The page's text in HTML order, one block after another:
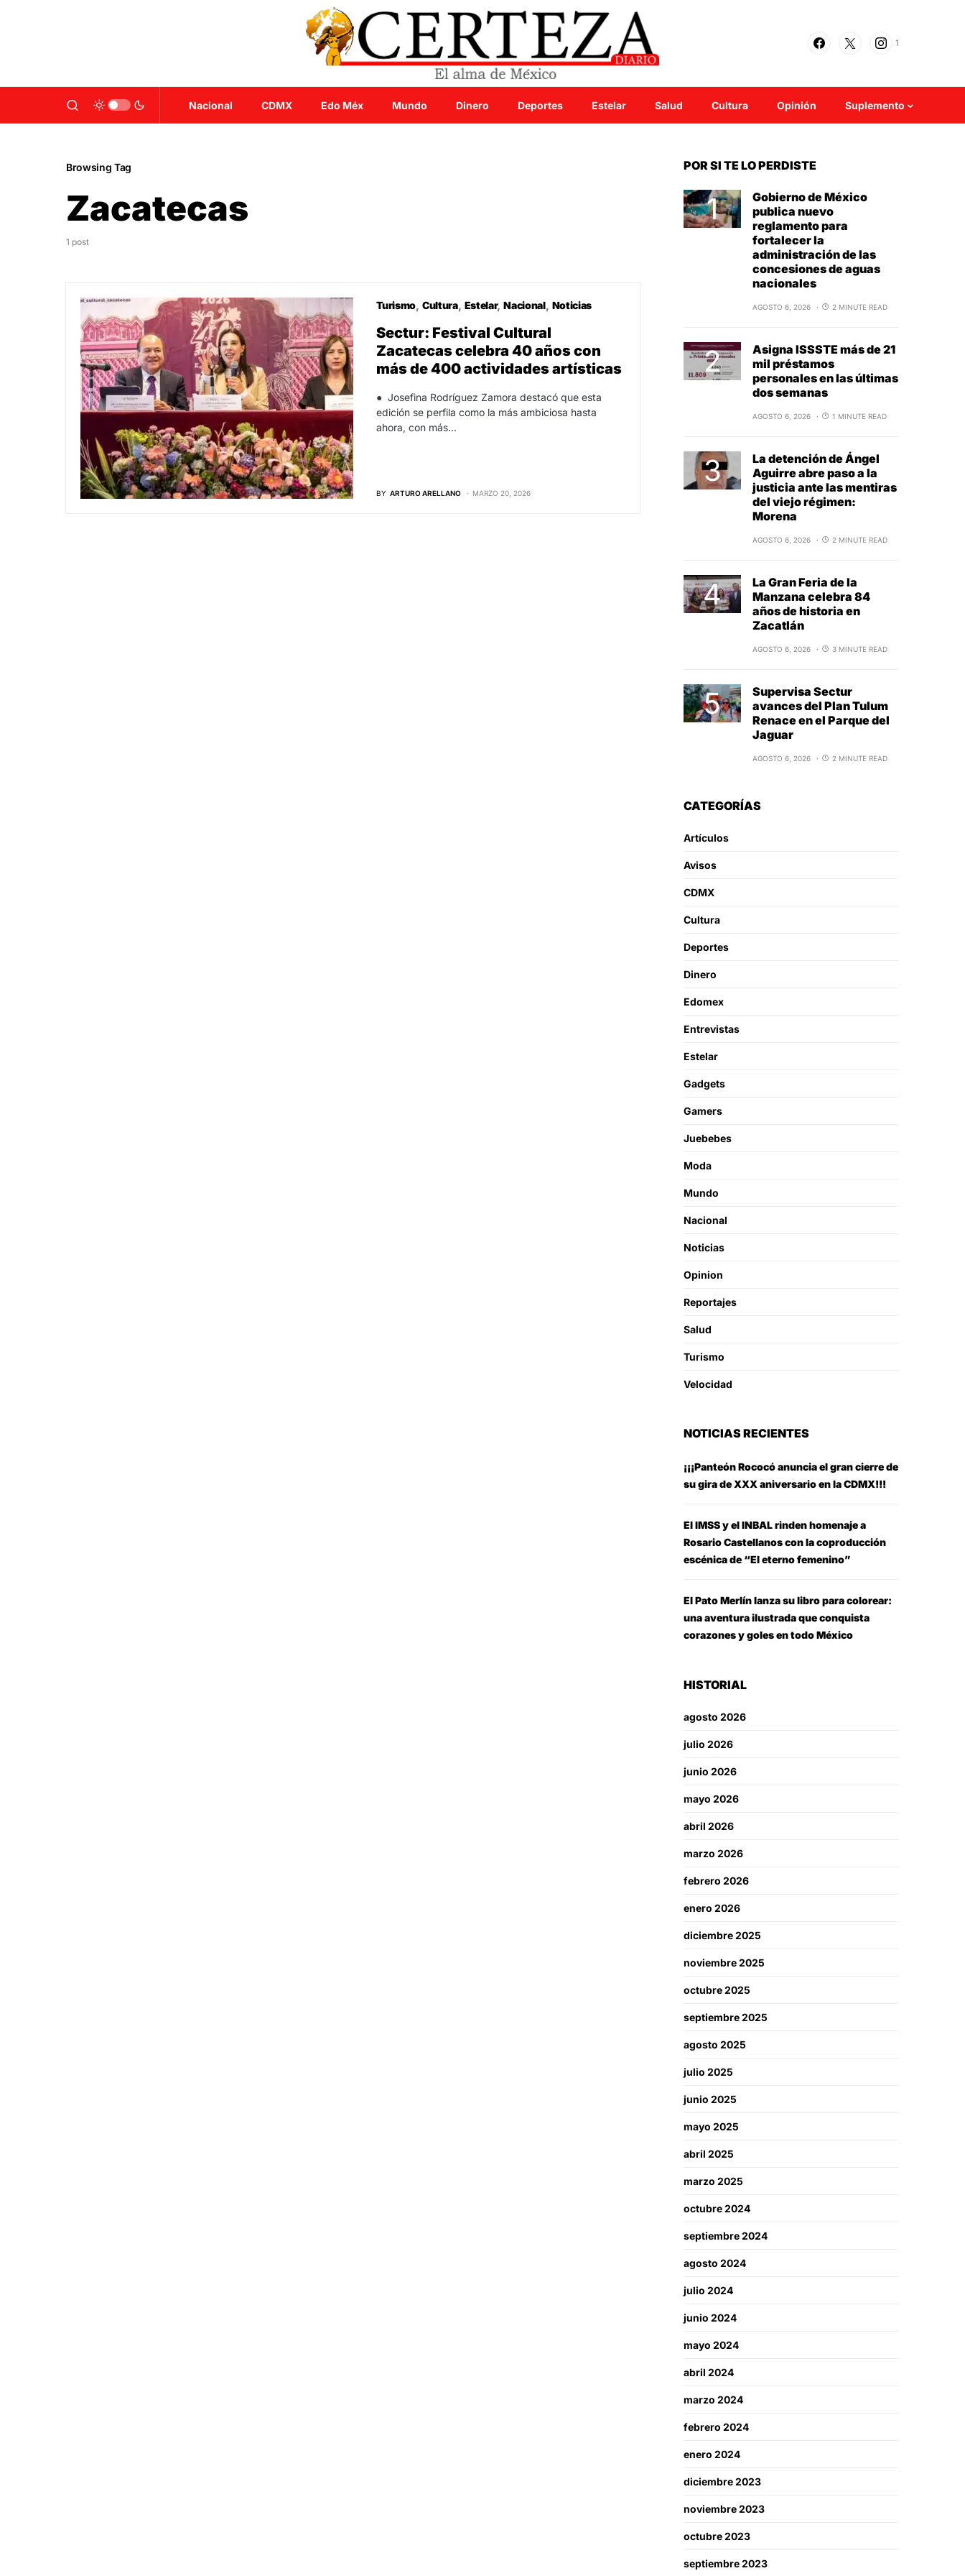
1
Nacional CDMX Edo Méx Mundo Dinero Deportes Estelar Salud Cultura Opinión Suplemento
Browsing Tag
Zacatecas
1 post
Turismo Cultura Estelar Nacional Noticias
Sectur: Festival Cultural
Zacatecas celebra 40 años con
más de 400 actividades artísticas
● Josefina Rodríguez Zamora destacó que esta
edición se perfila como la más ambiciosa hasta
ahora, con más…
BY ARTURO ARELLANO MARZO 20, 2026
POR SI TE LO PERDISTE
Gobierno de México
publica nuevo
reglamento para
fortalecer la
administración de las
concesiones de aguas
nacionales
AGOSTO 6, 2026 2 MINUTE READ
Asigna ISSSTE más de 21
mil préstamos
personales en las últimas
dos semanas
AGOSTO 6, 2026 1 MINUTE READ
La detención de Ángel
Aguirre abre paso a la
justicia ante las mentiras
del viejo régimen:
Morena
AGOSTO 6, 2026 2 MINUTE READ
La Gran Feria de la
Manzana celebra 84
años de historia en
Zacatlán
AGOSTO 6, 2026 3 MINUTE READ
Supervisa Sectur
avances del Plan Tulum
Renace en el Parque del
Jaguar
AGOSTO 6, 2026 2 MINUTE READ
CATEGORÍAS
Artículos
Avisos
CDMX
Cultura
Deportes
Dinero
Edomex
Entrevistas
Estelar
Gadgets
Gamers
Juebebes
Moda
Mundo
Nacional
Noticias
Opinion
Reportajes
Salud
Turismo
Velocidad
NOTICIAS RECIENTES
¡¡¡Panteón Rococó anuncia el gran cierre de
su gira de XXX aniversario en la CDMX!!!
El IMSS y el INBAL rinden homenaje a
Rosario Castellanos con la coproducción
escénica de “El eterno femenino”
El Pato Merlín lanza su libro para colorear:
una aventura ilustrada que conquista
corazones y goles en todo México
HISTORIAL
agosto 2026
julio 2026
junio 2026
mayo 2026
abril 2026
marzo 2026
febrero 2026
enero 2026
diciembre 2025
noviembre 2025
octubre 2025
septiembre 2025
agosto 2025
julio 2025
junio 2025
mayo 2025
abril 2025
marzo 2025
octubre 2024
septiembre 2024
agosto 2024
julio 2024
junio 2024
mayo 2024
abril 2024
marzo 2024
febrero 2024
enero 2024
diciembre 2023
noviembre 2023
octubre 2023
septiembre 2023